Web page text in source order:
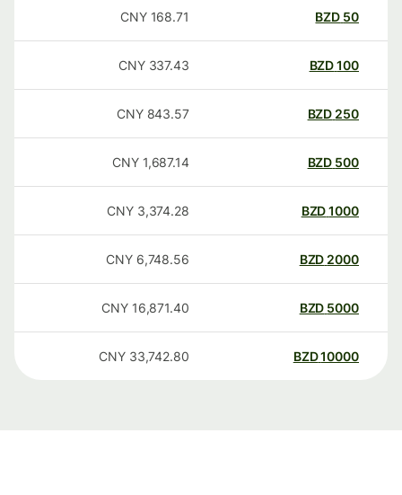
50
BZD
168.71
CNY
100
BZD
337.43
CNY
250
BZD
843.57
CNY
500
BZD
1,687.14
CNY
1000
BZD
3,374.28
CNY
2000
BZD
6,748.56
CNY
5000
BZD
16,871.40
CNY
10000
BZD
33,742.80
CNY